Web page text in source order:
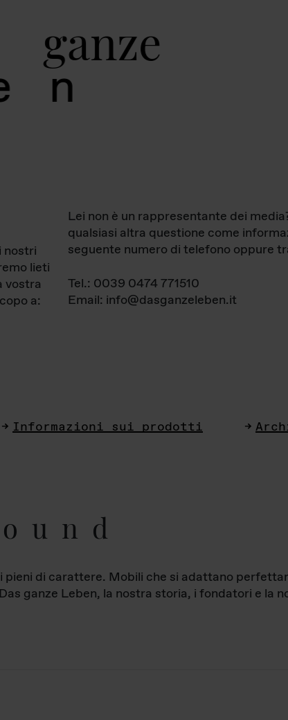
ganz
e
nostri
lieti
vostra
a:
Lei non è un rappresentante dei
qualsiasi altra questione come
seguente numero di telefono oppure
Tel.: 0039 0474 771510
Email: info@dasganzeleben.it
Informazioni sui prodotti
pieni di carattere. Mobili che si adattano
ganze Leben, la nostra storia, i fondatori e la